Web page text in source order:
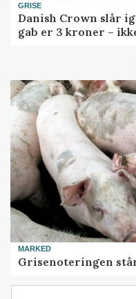
GRISE
Danish Crown slår
gab er 3 kroner –
MARKED
Grisenoteringen